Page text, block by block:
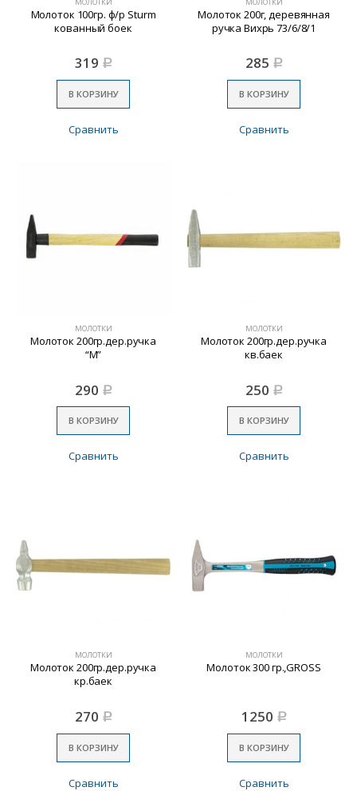
Молоток 100гр. ф/р Sturm
кованный боек
319 Р
В КОРЗИНУ
Сравнить
Молоток 200г, деревянная
ручка Вихрь 73/6/8/1
285 Р
В КОРЗИНУ
Сравнить
МОЛОТКИ
Молоток 200гр.дер.ручка
“М”
290 Р
В КОРЗИНУ
Сравнить
МОЛОТКИ
Молоток 200гр.дер.ручка
кв.баек
250 Р
В КОРЗИНУ
Сравнить
МОЛОТКИ
Молоток 200гр.дер.ручка
кр.баек
270 Р
В КОРЗИНУ
Сравнить
МОЛОТКИ
Молоток 300 гр.,GROSS
1250 Р
В КОРЗИНУ
Сравнить